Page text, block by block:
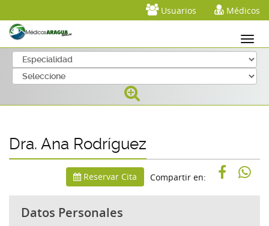
Médicos
Usuarios
Dra. Ana Rodríguez
Compartir en:
Reservar Cita
Datos Personales